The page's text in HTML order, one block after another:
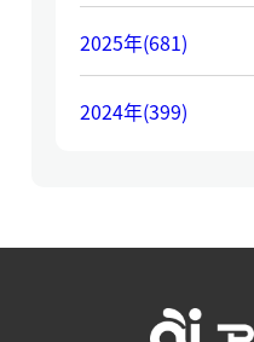
2025年(681)
2024年(399)